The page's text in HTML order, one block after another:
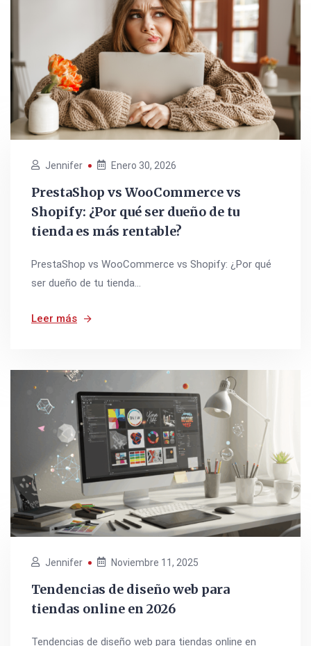
Jennifer Enero 30, 2026
PrestaShop vs WooCommerce vs
Shopify: ¿Por qué ser dueño de tu
tienda es más rentable?
PrestaShop vs WooCommerce vs Shopify: ¿Por qué
ser dueño de tu tienda...
Leer más
Jennifer Noviembre 11, 2025
Tendencias de diseño web para
tiendas online en 2026
Tendencias de diseño web para tiendas online en